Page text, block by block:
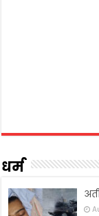
धर्म